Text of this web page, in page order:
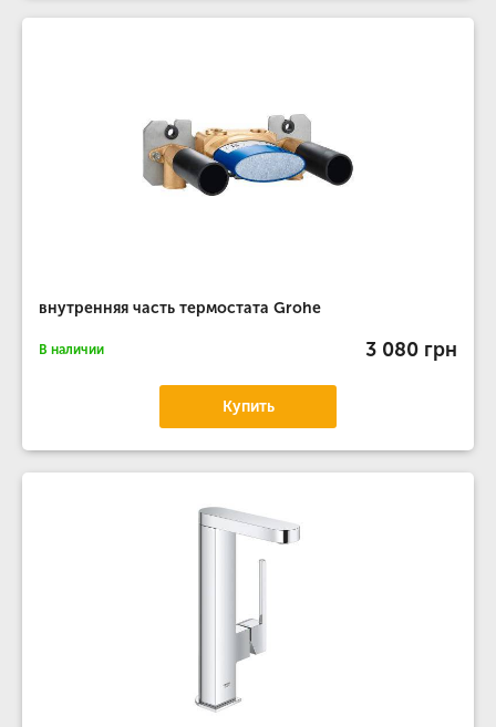
внутренняя часть термостата Grohe
В наличии 3 080 грн
Купить